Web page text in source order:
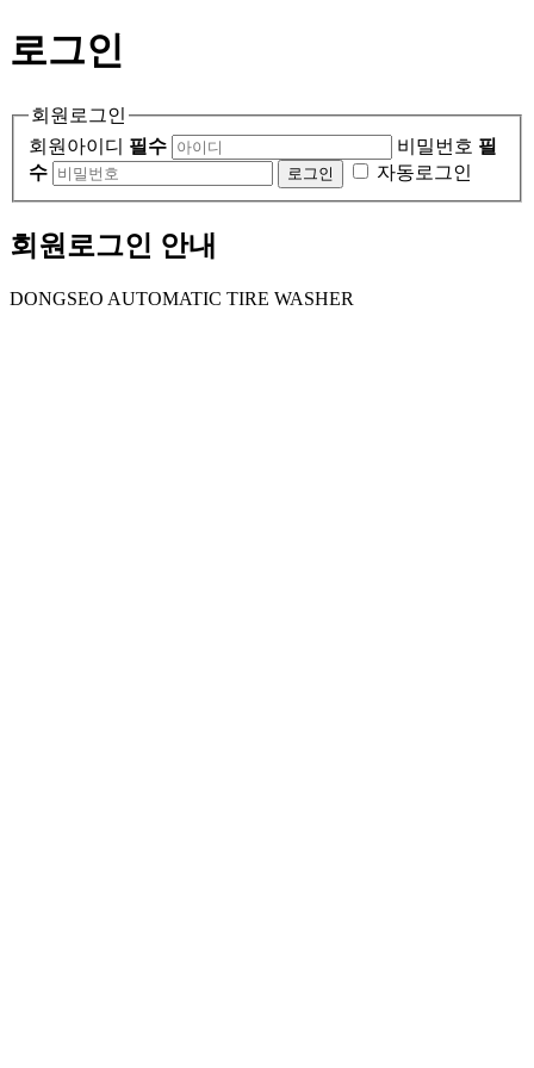
로그인
회원로그인
회원아이디 필수 비밀번호 필
수
자동로그인
회원로그인 안내
DONGSEO AUTOMATIC TIRE WASHER